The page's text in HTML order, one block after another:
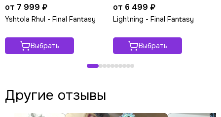
от 7 999 ₽
Yshtola Rhul - Final Fantasy
Выбрать
от 6 499 ₽
Lightning - Final Fantasy
Выбрать
Другие отзывы